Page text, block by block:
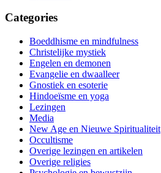
Categories
Boeddhisme en mindfulness
Christelijke mystiek
Engelen en demonen
Evangelie en dwaalleer
Gnostiek en esoterie
Hindoeïsme en yoga
Lezingen
Media
New Age en Nieuwe Spiritualiteit
Occultisme
Overige lezingen en artikelen
Overige religies